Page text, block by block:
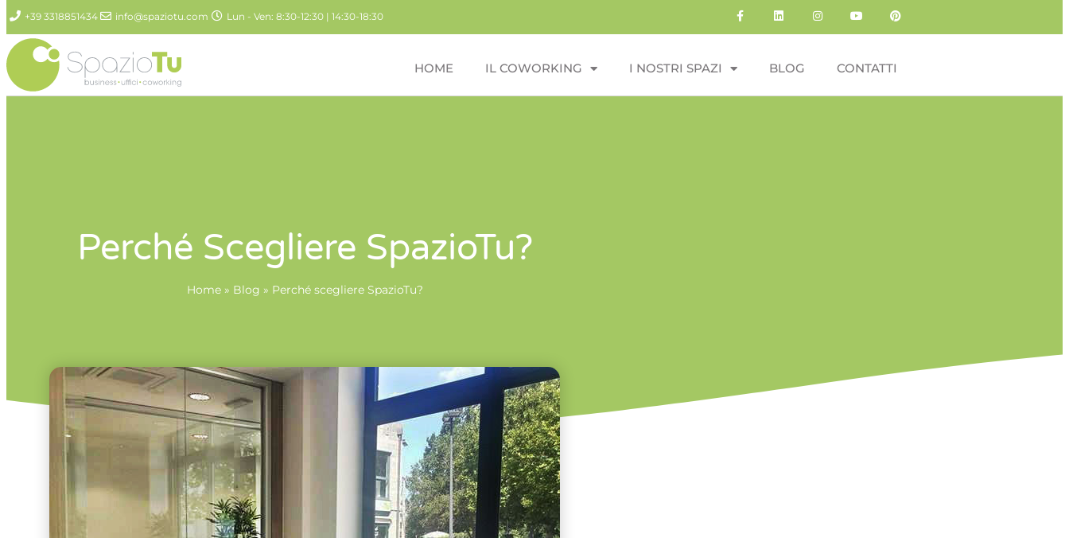
+39 3318851434 info@spaziotu.com Lun - Ven: 8:30-12:30 | 14:30-18:30
HOME IL COWORKING I NOSTRI SPAZI BLOG CONTATTI
Perché Scegliere SpazioTu?
Home» Blog » Perché scegliere SpazioTu?